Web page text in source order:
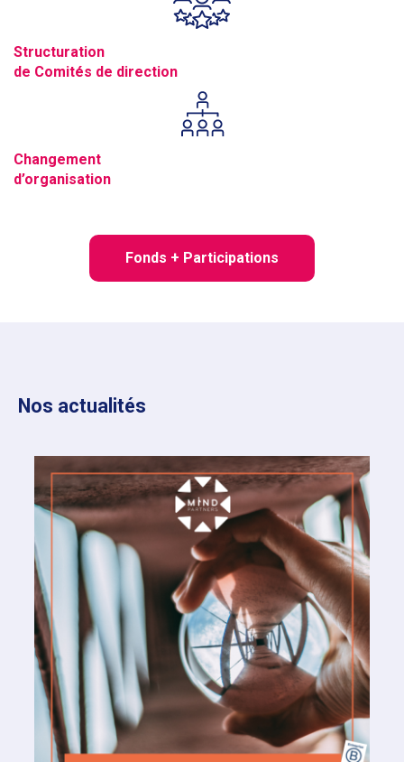
Structuration
de Comités de direction
Changement
d’organisation
Fonds + Participations
Nos actualités